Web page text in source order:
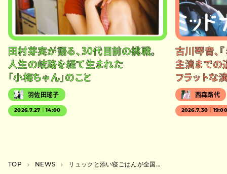
田村芽実が語る、30代目前の挑戦。
人生の岐路を経て生まれた
「小梅ちゃん」のこと
羽佐田瑤子
2026.7.27｜14:00
古川琴音、
主演までの
フラットな
西森路代
2026.7.30｜
TOP NEWS リュックと添い寝ごはんが全国ツアー&2ndアルバムリリースツアーの有料配信も